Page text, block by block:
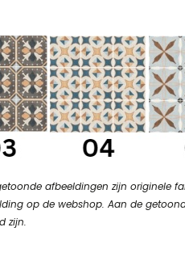
afbeeldingen zijn originele
op de webshop. Aan de
zijn.